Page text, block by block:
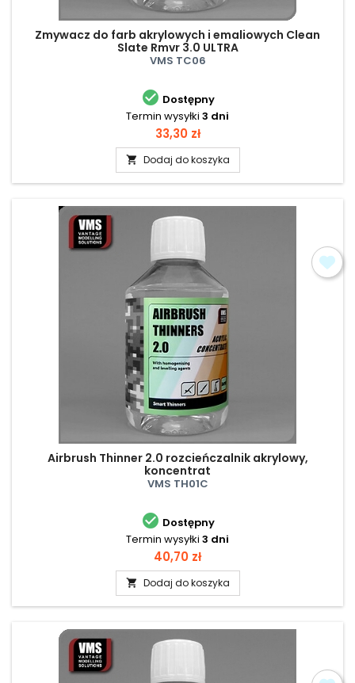
Zmywacz do farb akrylowych i emaliowych Clean
Slate Rmvr 3.0 ULTRA
VMS TC06
 Dostępny
Termin wysyłki 3 dni
Cena
33,30 zł
 Dodaj do koszyka
Airbrush Thinner 2.0 rozcieńczalnik akrylowy,
koncentrat
VMS TH01C
 Dostępny
Termin wysyłki 3 dni
Cena
40,70 zł
 Dodaj do koszyka